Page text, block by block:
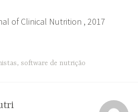
of Clinical Nutrition , 2017
, software de nutrição